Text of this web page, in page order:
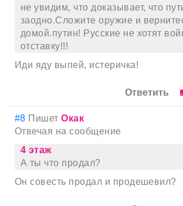
не увидим, что доказывает, что
заодно.Сложите оружие и
домой.путин! Русские не хотят
отставку!!!
Иди яду выпей, истеричка!
Ответить
#8 ПишетОкак
Отвечая на сообщение
4 этаж
А ты что продал?
Он совесть продал и продешевил?